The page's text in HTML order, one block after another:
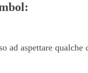
ad aspettare qualche